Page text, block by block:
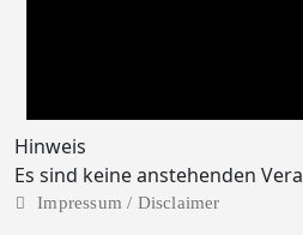
Hinweis
Es sind keine anstehenden
Impressum / Disclaimer